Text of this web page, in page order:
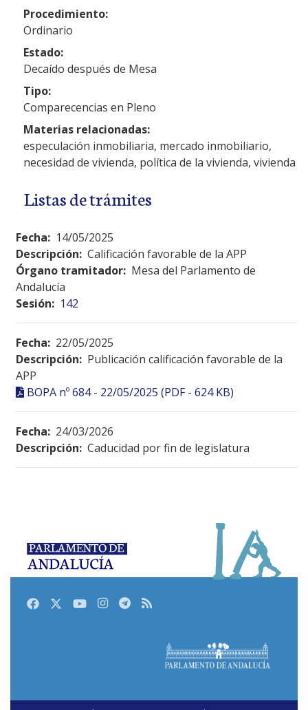
Procedimiento:
Ordinario
Estado:
Decaído después de Mesa
Tipo:
Comparecencias en Pleno
Materias relacionadas:
especulación inmobiliaria, mercado inmobiliario,
necesidad de vivienda, política de la vivienda, vivienda
Listas de trámites
Fecha: 14/05/2025
Descripción: Calificación favorable de la APP
Órgano tramitador: Mesa del Parlamento de
Andalucía
Sesión: 142
Fecha: 22/05/2025
Descripción: Publicación calificación favorable de la
APP
BOPA nº 684 - 22/05/2025 (PDF - 624 KB)
Fecha: 24/03/2026
Descripción: Caducidad por fin de legislatura
FacebookTwitterYoutubeInstagram
Telegram
RSS